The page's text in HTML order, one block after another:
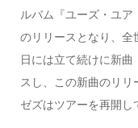
ルバム『ユーズ・ユア
のリリースとなり、全
日には立て続けに新
スし、この新曲のリリ
ゼズはツアーを再開し